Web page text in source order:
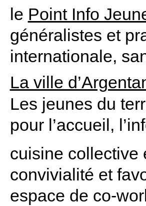
le Point Info
généralistes et
internationale,
La ville
Les jeunes du
pour l’accueil,
cuisine collective
convivialité et
espace de co-